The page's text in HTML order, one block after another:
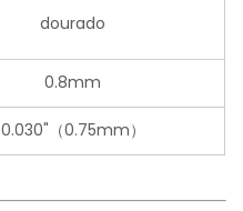
dourado
0.8mm
0.030"（0.75mm）